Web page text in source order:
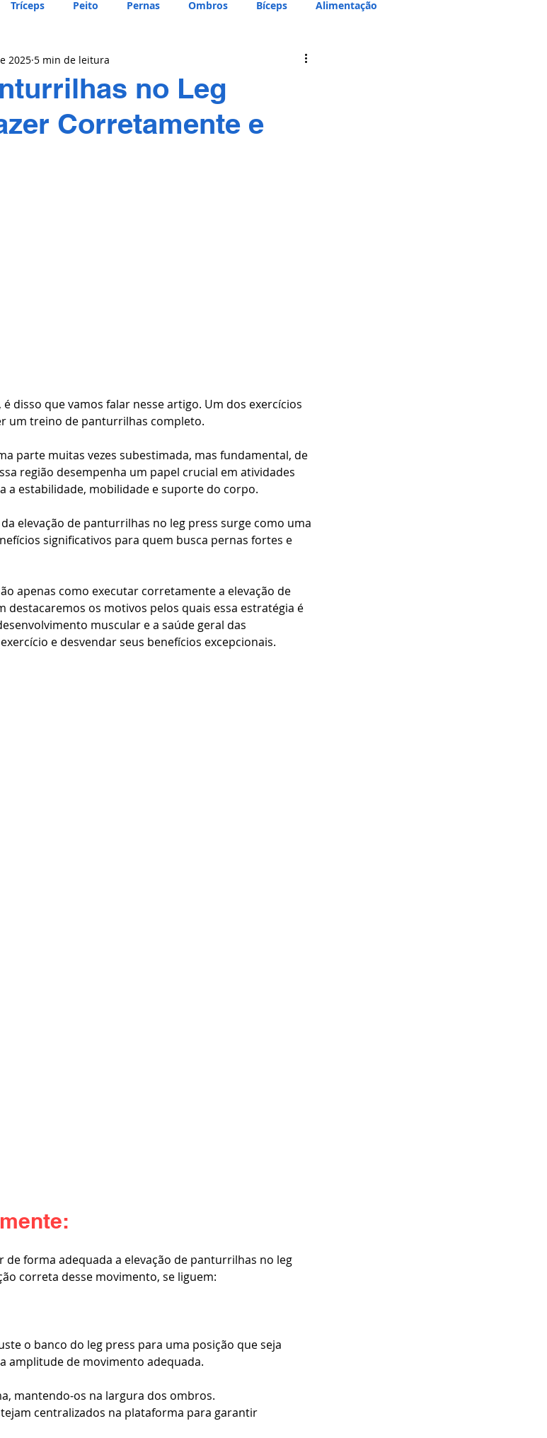
Tríceps Peito Pernas Ombros Bíceps Alimentação
no Leg
Corretamente e
2025 5 min de leitura
disso que vamos falar nesse artigo. Um dos exercícios
um treino de panturrilhas completo.
parte muitas vezes subestimada, mas fundamental, de
região desempenha um papel crucial em atividades
a estabilidade, mobilidade e suporte do corpo.
elevação de panturrilhas no leg press surge como uma
significativos para quem busca pernas fortes e
apenas como executar corretamente a elevação de
destacaremos os motivos pelos quais essa estratégia é
muscular e a saúde geral das
e desvendar seus benefícios excepcionais.
de forma adequada a elevação de panturrilhas no leg
correta desse movimento, se liguem:
o banco do leg press para uma posição que seja
amplitude de movimento adequada.
mantendo-os na largura dos ombros.
centralizados na plataforma para garantir